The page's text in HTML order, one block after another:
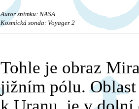
Autor snímku: NASA
Kosmická sonda: Voyager 2
Tohle je obraz
jižním pólu.